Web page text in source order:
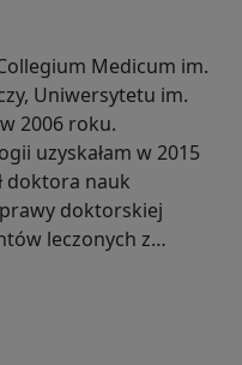
Medicum im.
Uniwersytetu im.
2006 roku.
uzyskałam w 2015
doktora nauk
doktorskiej
leczonych z
prasugrelem po
leczenia